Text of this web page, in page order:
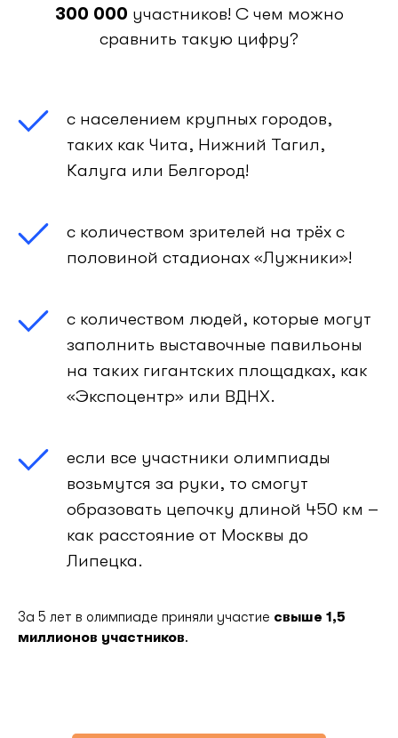
300 000 участников! С чем можно
сравнить такую цифру?
с населением крупных городов,
таких как Чита, Нижний Тагил,
Калуга или Белгород!
с количеством зрителей на трёх с
половиной стадионах «Лужники»!
с количеством людей, которые могут
заполнить выставочные павильоны
на таких гигантских площадках, как
«Экспоцентр» или ВДНХ.
если все участники олимпиады
возьмутся за руки, то смогут
образовать цепочку длиной 450 км –
как расстояние от Москвы до
Липецка.
За 5 лет в олимпиаде приняли участие свыше 1,5
миллионов участников.